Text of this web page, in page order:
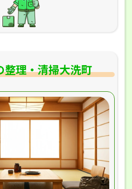
整理・清掃大洗町